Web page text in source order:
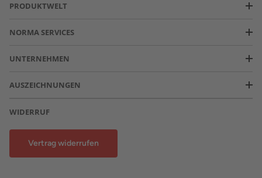
PRODUKTWELT
NORMA SERVICES
UNTERNEHMEN
AUSZEICHNUNGEN
WIDERRUF
Vertrag widerrufen